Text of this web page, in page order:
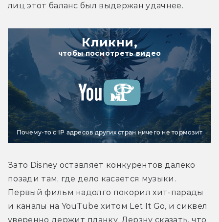
лиц этот баланс был выдержан удачнее.
Кликни,
чтобы посмотреть видео
Почему-то с IP адресов других стран ничего не тормозит
Зато Disney оставляет конкурентов далеко
позади там, где дело касается музыки.
Первый фильм надолго покорил хит-парады
и каналы на YouTube хитом Let It Go, и сиквел
уверенно держит планку. Дерзну сказать, что